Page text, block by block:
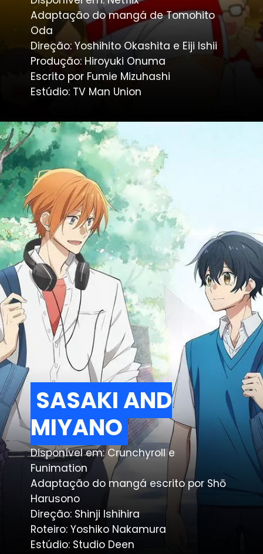
Adaptação do mangá de Tomohito
Oda
Direção: Yoshihito Okashita e Eiji Ishii
Produção: Hiroyuki Onuma
Escrito por Fumie Mizuhashi
Estúdio: TV Man Union
SASAKI AND
MIYANO
SASAKI AND
MIYANO
Disponível em: Crunchyroll e
Funimation
Adaptação do mangá escrito por Shō
Harusono
Direção: Shinji Ishihira
Roteiro: Yoshiko Nakamura
Estúdio: Studio Deen